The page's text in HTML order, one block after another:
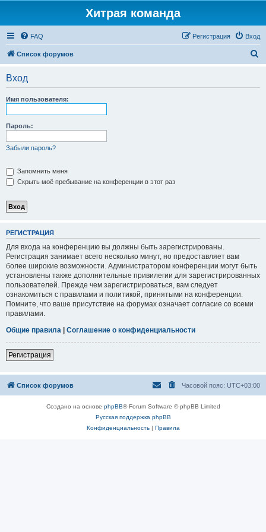
Хитрая команда
FAQ Вход
Регистрация
Список форумов
Вход
Имя пользователя:
Пароль:
Забыли пароль?
Запомнить меня
Скрыть моё пребывание на конференции в этот раз
РЕГИСТРАЦИЯ
Для входа на конференцию вы должны быть зарегистрированы.
Регистрация занимает всего несколько минут, но предоставляет вам
более широкие возможности. Администратором конференции могут быть
установлены также дополнительные привилегии для зарегистрированных
пользователей. Прежде чем зарегистрироваться, вам следует
ознакомиться с правилами и политикой, принятыми на конференции.
Помните, что ваше присутствие на форумах означает согласие со всеми
правилами.
Общие правила | Соглашение о конфиденциальности
Регистрация
Список форумов Часовой пояс: UTC+03:00
Создано на основе phpBB® Forum Software © phpBB Limited
Русская поддержка phpBB
Конфиденциальность| Правила